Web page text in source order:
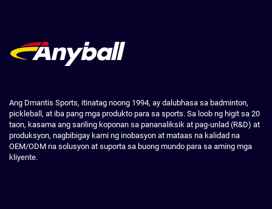
Ang Dmantis Sports, itinatag noong 1994, ay dalubhasa sa badminton,
pickleball, at iba pang mga produkto para sa sports. Sa loob ng higit sa 20
taon, kasama ang sariling koponan sa pananaliksik at pag-unlad (R&D) at
produksyon, nagbibigay kami ng inobasyon at mataas na kalidad na
OEM/ODM na solusyon at suporta sa buong mundo para sa aming mga
kliyente.